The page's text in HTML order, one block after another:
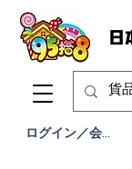
ログイン／会員登録